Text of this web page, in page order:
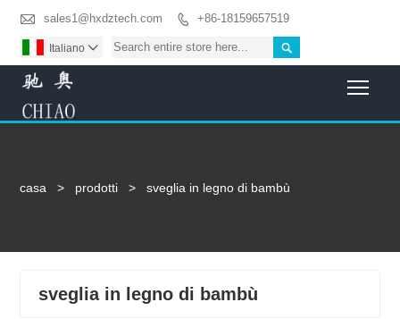
 sales1@hxdztech.com  +86-18159657519

Italiano 
casa > prodotti > sveglia in legno di bambù
sveglia in legno di bambù